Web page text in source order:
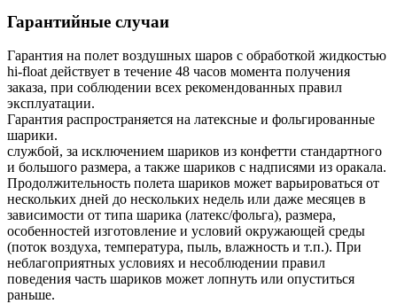
Гарантийные случаи
Гарантия на полет воздушных шаров с обработкой жидкостью
hi-float действует в течение 48 часов момента получения
заказа, при соблюдении всех рекомендованных правил
эксплуатации.
Гарантия распространяется на латексные и фольгированные
шарики.
службой, за исключением шариков из конфетти стандартного
и большого размера, а также шариков с надписями из оракала.
Продолжительность полета шариков может варьироваться от
нескольких дней до нескольких недель или даже месяцев в
зависимости от типа шарика (латекс/фольга), размера,
особенностей изготовление и условий окружающей среды
(поток воздуха, температура, пыль, влажность и т.п.). При
неблагоприятных условиях и несоблюдении правил
поведения часть шариков может лопнуть или опуститься
раньше.